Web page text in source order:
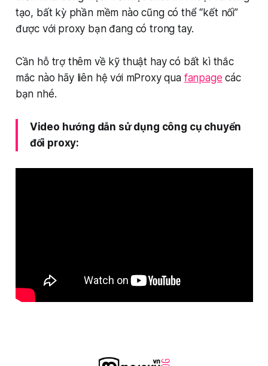
tạo, bất kỳ phần mềm nào cũng có thể “kết nối”
được với proxy bạn đang có trong tay.
Cần hỗ trợ thêm về kỹ thuật hay có bất kì thắc
mắc nào hãy liên hệ với mProxy qua fanpage các
bạn nhé.
Video hướng dẫn sử dụng công cụ chuyển
đổi proxy: